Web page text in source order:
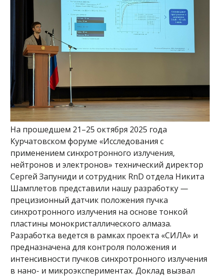
На прошедшем 21–25 октября 2025 года
Курчатовском форуме «Исследования с
применением синхротронного излучения,
нейтронов и электронов» технический директор
Сергей Запуниди и сотрудник RnD отдела Никита
Шамплетов представили нашу разработку —
прецизионный датчик положения пучка
синхротронного излучения на основе тонкой
пластины монокристаллического алмаза.
Разработка ведется в рамках проекта «СИЛА» и
предназначена для контроля положения и
интенсивности пучков синхротронного излучения
в нано- и микроэкспериментах. Доклад вызвал